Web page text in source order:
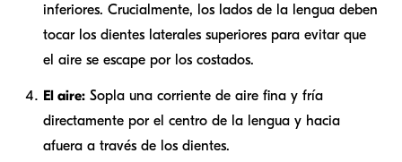
inferiores. Crucialmente, los lados de la lengua deben
tocar los dientes laterales superiores para evitar que
el aire se escape por los costados.
El aire: Sopla una corriente de aire fina y fría
directamente por el centro de la lengua y hacia
afuera a través de los dientes.